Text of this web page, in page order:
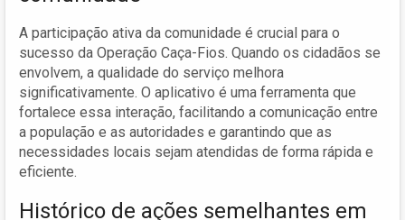
A participação ativa da comunidade é crucial para o
sucesso da Operação Caça-Fios. Quando os cidadãos se
envolvem, a qualidade do serviço melhora
significativamente. O aplicativo é uma ferramenta que
fortalece essa interação, facilitando a comunicação entre
a população e as autoridades e garantindo que as
necessidades locais sejam atendidas de forma rápida e
eficiente.
Histórico de ações semelhantes em